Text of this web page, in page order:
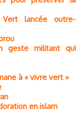
Vert lancée outre-
geste militant qui
à « vivre vert »
en islam